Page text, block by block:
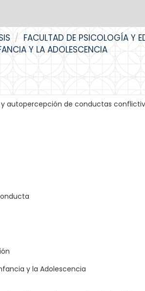
FACULTAD DE PSICOLOGÍA Y
Y LA ADOLESCENCIA
autopercepción de conductas
y la Adolescencia